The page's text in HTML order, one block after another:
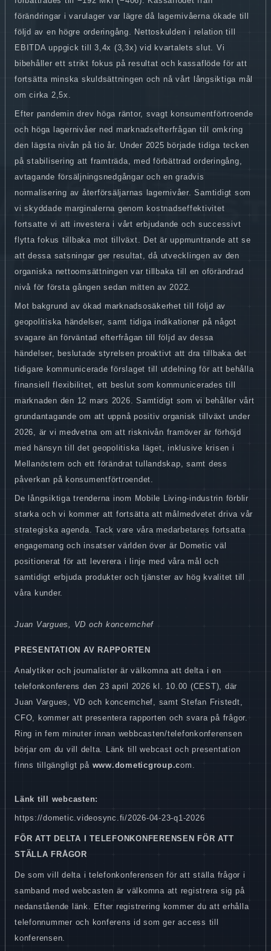
förändringar i varulager var lägre då lagernivåerna ökade till
följd av en högre orderingång. Nettoskulden i relation till
EBITDA uppgick till 3,4x (3,3x) vid kvartalets slut. Vi
bibehåller ett strikt fokus på resultat och kassaflöde för att
fortsätta minska skuldsättningen och nå vårt långsiktiga mål
om cirka 2,5x.
Efter pandemin drev höga räntor, svagt konsumentförtroende
och höga lagernivåer ned marknadsefterfrågan till omkring
den lägsta nivån på tio år. Under 2025 började tidiga tecken
på stabilisering att framträda, med förbättrad orderingång,
avtagande försäljningsnedgångar och en gradvis
normalisering av återförsäljarnas lagernivåer. Samtidigt som
vi skyddade marginalerna genom kostnadseffektivitet
fortsatte vi att investera i vårt erbjudande och successivt
flytta fokus tillbaka mot tillväxt. Det är uppmuntrande att se
att dessa satsningar ger resultat, då utvecklingen av den
organiska nettoomsättningen var tillbaka till en oförändrad
nivå för första gången sedan mitten av 2022.
Mot bakgrund av ökad marknadsosäkerhet till följd av
geopolitiska händelser, samt tidiga indikationer på något
svagare än förväntad efterfrågan till följd av dessa
händelser, beslutade styrelsen proaktivt att dra tillbaka det
tidigare kommunicerade förslaget till utdelning för att behålla
finansiell flexibilitet, ett beslut som kommunicerades till
marknaden den 12 mars 2026. Samtidigt som vi behåller vårt
grundantagande om att uppnå positiv organisk tillväxt under
2026, är vi medvetna om att risknivån framöver är förhöjd
med hänsyn till det geopolitiska läget, inklusive krisen i
Mellanöstern och ett förändrat tullandskap, samt dess
påverkan på konsumentförtroendet.
De långsiktiga trenderna inom Mobile Living-industrin förblir
starka och vi kommer att fortsätta att målmedvetet driva vår
strategiska agenda. Tack vare våra medarbetares fortsatta
engagemang och insatser världen över är Dometic väl
positionerat för att leverera i linje med våra mål och
samtidigt erbjuda produkter och tjänster av hög kvalitet till
våra kunder.
Juan Vargues, VD och koncernchef
PRESENTATION AV RAPPORTEN
Analytiker och journalister är välkomna att delta i en
telefonkonferens den 23 april 2026 kl. 10.00 (CEST), där
Juan Vargues, VD och koncernchef, samt Stefan Fristedt,
CFO, kommer att presentera rapporten och svara på frågor.
Ring in fem minuter innan webbcasten/telefonkonferensen
börjar om du vill delta. Länk till webcast och presentation
finns tillgängligt på www.dometicgroup.com.
Länk till webcasten:
https://dometic.videosync.fi/2026-04-23-q1-2026
FÖR ATT DELTA I TELEFONKONFERENSEN FÖR ATT
STÄLLA FRÅGOR
De som vill delta i telefonkonferensen för att ställa frågor i
samband med webcasten är välkomna att registrera sig på
nedanstående länk. Efter registrering kommer du att erhålla
telefonnummer och konferens id som ger access till
konferensen.